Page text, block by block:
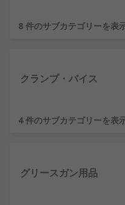
に必要な手持ち工具を確
す。
及び鋸、 多目的工具箱
用意しています。当社が
ンドの工具製品には、
ドの RS Proなどが含まれ
ますか?
8 件のサブカテゴリーを表
クランプ・バイス
4 件のサブカテゴリーを表
グリースガン用品